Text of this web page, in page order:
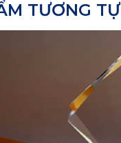
TƯƠNG TỰ